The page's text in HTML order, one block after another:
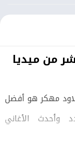
من ميديا
مهكر هو أفضل
وأحدث الأغاني
حيث أنه يقدم لك